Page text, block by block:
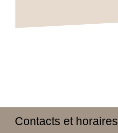
Contacts et horaires